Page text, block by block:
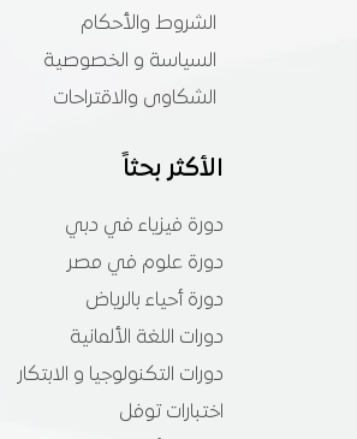
الشروط والأحكام
السياسة و الخصوصية
الشكاوى والاقتراحات
الأكثر بحثاً
دورة فيزياء في دبي
دورة علوم في مصر
دورة أحياء بالرياض
دورات اللغة الألمانية
دورات التكنولوجيا و الابتكار
اختبارات توفل